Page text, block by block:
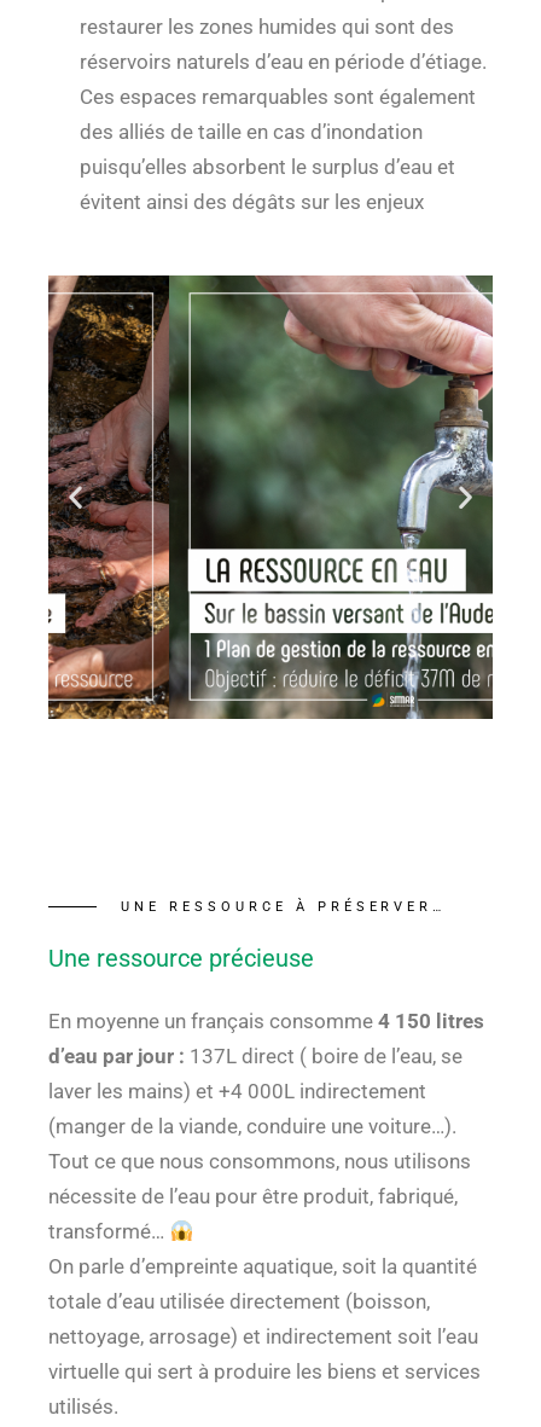
restaurer les zones humides qui sont des
réservoirs naturels d’eau en période d’étiage.
Ces espaces remarquables sont également
des alliés de taille en cas d’inondation
puisqu’elles absorbent le surplus d’eau et
évitent ainsi des dégâts sur les enjeux
UNE RESSOURCE À PRÉSERVER…
Une ressource précieuse
En moyenne un français consomme4 150 litres
d’eau par jour : 137L direct ( boire de l’eau, se
laver les mains) et +4 000L indirectement
(manger de la viande, conduire une voiture…).
Tout ce que nous consommons, nous utilisons
nécessite de l’eau pour être produit, fabriqué,
transformé…
On parle d’empreinte aquatique, soit la quantité
totale d’eau utilisée directement (boisson,
nettoyage, arrosage) et indirectement soit l’eau
virtuelle qui sert à produire les biens et services
utilisés.